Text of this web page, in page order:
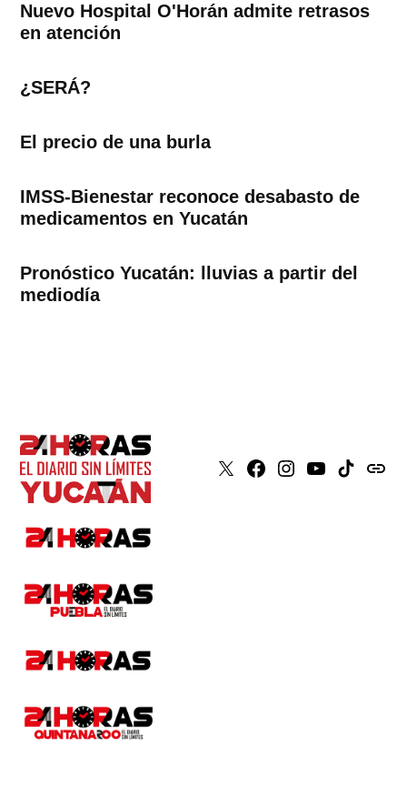
Nuevo Hospital O'Horán admite retrasos
en atención
¿SERÁ?
El precio de una burla
IMSS-Bienestar reconoce desabasto de
medicamentos en Yucatán
Pronóstico Yucatán: lluvias a partir del
mediodía
X Faceboook
Instagram
YoutubeTiktokissuu